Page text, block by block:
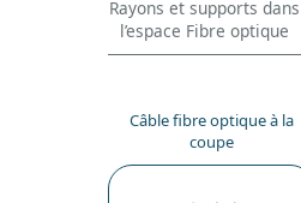
Rayons et supports dans
l’espace Fibre optique
Câble fibre optique à la
coupe